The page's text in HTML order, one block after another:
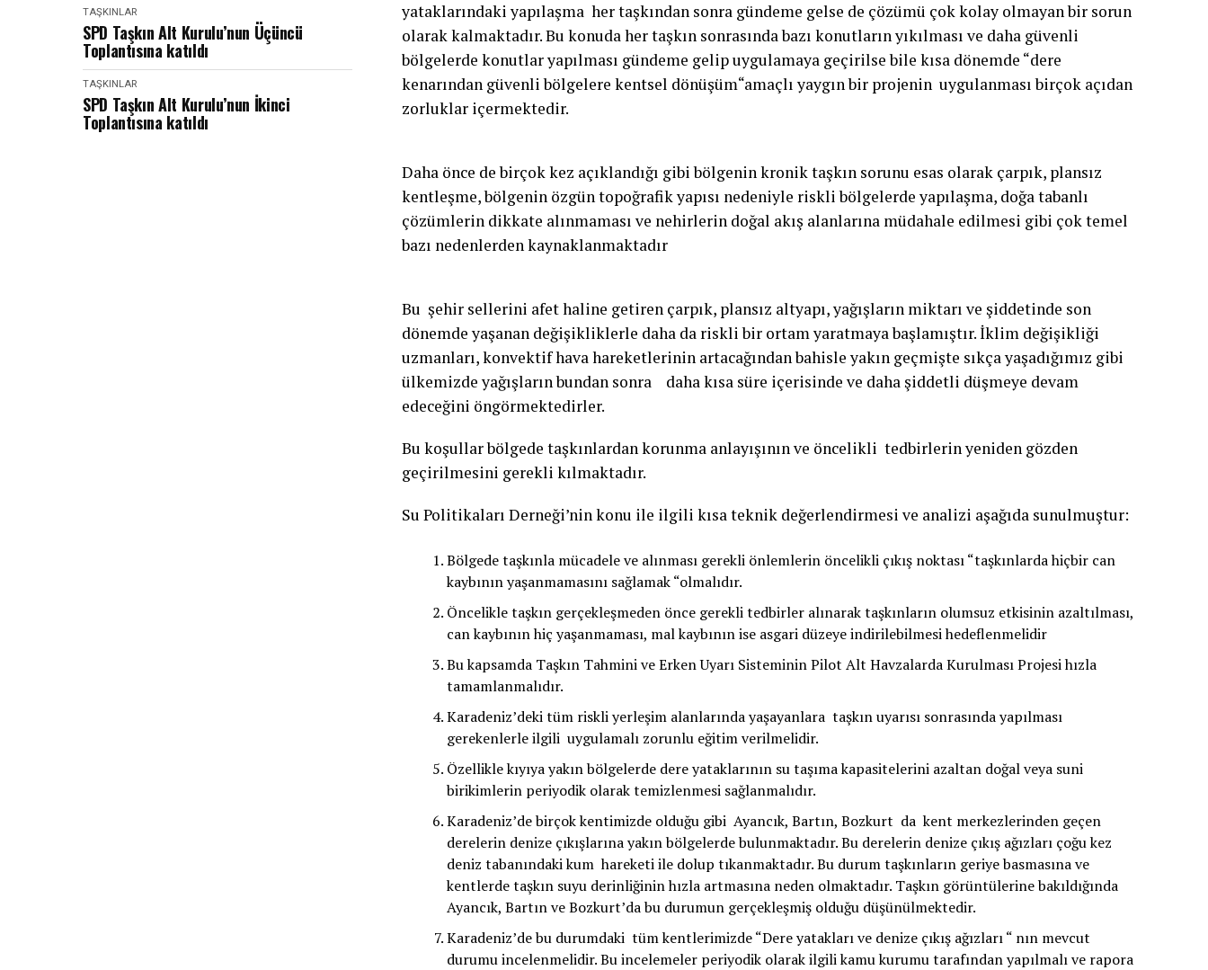
TAŞKINLAR
SPD Taşkın Alt Kurulu’nun Üçüncü
Toplantısına katıldı
TAŞKINLAR
SPD Taşkın Alt Kurulu’nun İkinci
Toplantısına katıldı
yataklarındaki yapılaşma her taşkından sonra gündeme gelse de çözümü çok kolay olmayan bir sorun
olarak kalmaktadır. Bu konuda her taşkın sonrasında bazı konutların yıkılması ve daha güvenli
bölgelerde konutlar yapılması gündeme gelip uygulamaya geçirilse bile kısa dönemde “dere
kenarından güvenli bölgelere kentsel dönüşüm“amaçlı yaygın bir projenin uygulanması birçok açıdan
zorluklar içermektedir.
Daha önce de birçok kez açıklandığı gibi bölgenin kronik taşkın sorunu esas olarak çarpık, plansız
kentleşme, bölgenin özgün topoğrafik yapısı nedeniyle riskli bölgelerde yapılaşma, doğa tabanlı
çözümlerin dikkate alınmaması ve nehirlerin doğal akış alanlarına müdahale edilmesi gibi çok temel
bazı nedenlerden kaynaklanmaktadır
Bu şehir sellerini afet haline getiren çarpık, plansız altyapı, yağışların miktarı ve şiddetinde son
dönemde yaşanan değişikliklerle daha da riskli bir ortam yaratmaya başlamıştır. İklim değişikliği
uzmanları, konvektif hava hareketlerinin artacağından bahisle yakın geçmişte sıkça yaşadığımız gibi
ülkemizde yağışların bundan sonra daha kısa süre içerisinde ve daha şiddetli düşmeye devam
edeceğini öngörmektedirler.
Bu koşullar bölgede taşkınlardan korunma anlayışının ve öncelikli tedbirlerin yeniden gözden
geçirilmesini gerekli kılmaktadır.
Su Politikaları Derneği’nin konu ile ilgili kısa teknik değerlendirmesi ve analizi aşağıda sunulmuştur:
Bölgede taşkınla mücadele ve alınması gerekli önlemlerin öncelikli çıkış noktası “taşkınlarda hiçbir can
kaybının yaşanmamasını sağlamak “olmalıdır.
Öncelikle taşkın gerçekleşmeden önce gerekli tedbirler alınarak taşkınların olumsuz etkisinin azaltılması,
can kaybının hiç yaşanmaması, mal kaybının ise asgari düzeye indirilebilmesi hedeflenmelidir
Bu kapsamda Taşkın Tahmini ve Erken Uyarı Sisteminin Pilot Alt Havzalarda Kurulması Projesi hızla
tamamlanmalıdır.
Karadeniz’deki tüm riskli yerleşim alanlarında yaşayanlara taşkın uyarısı sonrasında yapılması
gerekenlerle ilgili uygulamalı zorunlu eğitim verilmelidir.
Özellikle kıyıya yakın bölgelerde dere yataklarının su taşıma kapasitelerini azaltan doğal veya suni
birikimlerin periyodik olarak temizlenmesi sağlanmalıdır.
Karadeniz’de birçok kentimizde olduğu gibi Ayancık, Bartın, Bozkurt da kent merkezlerinden geçen
derelerin denize çıkışlarına yakın bölgelerde bulunmaktadır. Bu derelerin denize çıkış ağızları çoğu kez
deniz tabanındaki kum hareketi ile dolup tıkanmaktadır. Bu durum taşkınların geriye basmasına ve
kentlerde taşkın suyu derinliğinin hızla artmasına neden olmaktadır. Taşkın görüntülerine bakıldığında
Ayancık, Bartın ve Bozkurt’da bu durumun gerçekleşmiş olduğu düşünülmektedir.
Karadeniz’de bu durumdaki tüm kentlerimizde “Dere yatakları ve denize çıkış ağızları “ nın mevcut
durumu incelenmelidir. Bu incelemeler periyodik olarak ilgili kamu kurumu tarafından yapılmalı ve rapora